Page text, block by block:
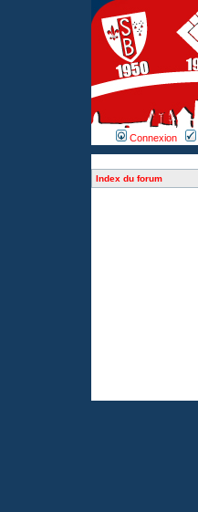
Connexion
Index du forum